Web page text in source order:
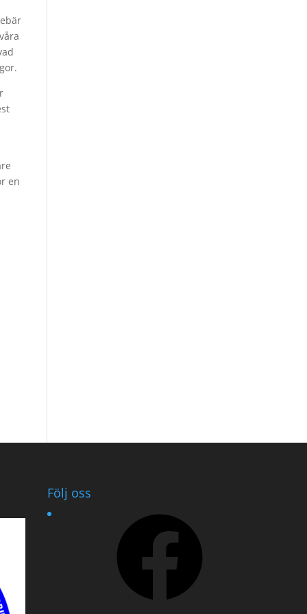
en
Följ oss